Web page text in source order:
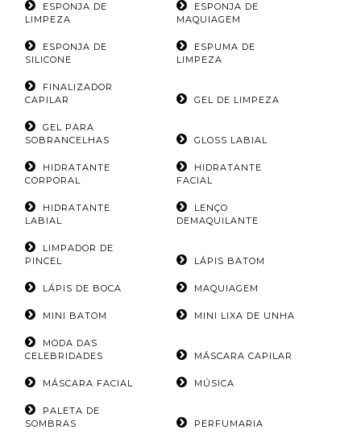
ESPONJA DE
LIMPEZA
ESPONJA DE
MAQUIAGEM
ESPONJA DE
SILICONE
ESPUMA DE
LIMPEZA
FINALIZADOR
CAPILAR
GEL DE LIMPEZA
GEL PARA
SOBRANCELHAS
GLOSS LABIAL
HIDRATANTE
CORPORAL
HIDRATANTE
FACIAL
HIDRATANTE
LABIAL
LENÇO
DEMAQUILANTE
LIMPADOR DE
PINCEL
LÁPIS BATOM
LÁPIS DE BOCA MAQUIAGEM
MINI BATOM MINI LIXA DE UNHA
MODA DAS
CELEBRIDADES
MÁSCARA CAPILAR
MÁSCARA FACIAL MÚSICA
PALETA DE
SOMBRAS
PERFUMARIA